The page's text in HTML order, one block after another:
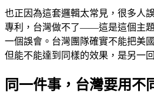
也正因為這套邏輯太常見，很多人
專利，台灣做不了——這是這個主
一個誤會。台灣團隊確實不能把美
但能不能達到同樣的效果，是另一
同一件事，台灣要用不